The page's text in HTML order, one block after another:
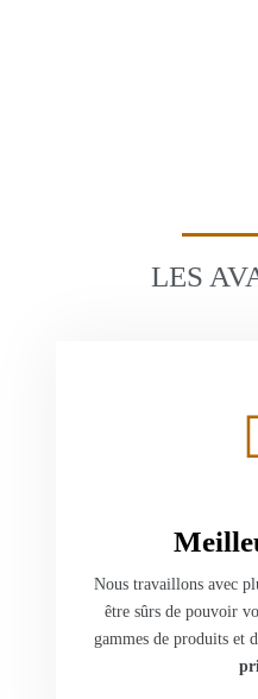
LES
Nous travaillons avec
être sûrs de pouvoir
gammes de produits et